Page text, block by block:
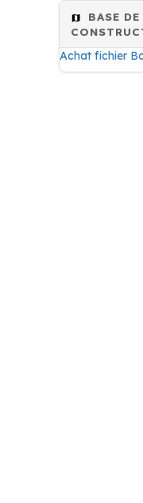
BASE
Achat fichier